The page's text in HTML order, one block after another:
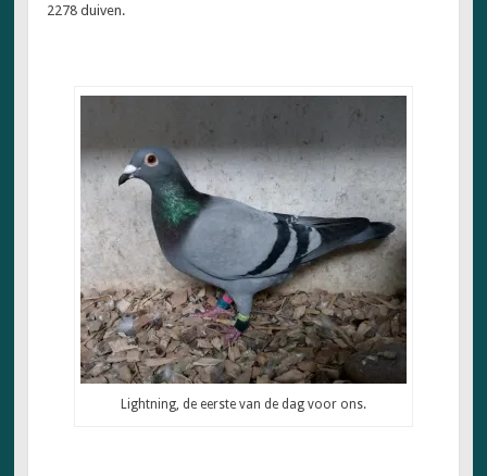
2278 duiven.
Lightning, de eerste van de dag voor ons.